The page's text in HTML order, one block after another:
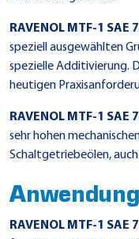
RAVENOL MTF-1 SAE
speziell ausgewählten
spezielle Additivierung.
heutigen
RAVENOL MTF-1 SAE
sehr hohen
Schaltgetriebeölen,
RAVENOL MTF-1 SAE